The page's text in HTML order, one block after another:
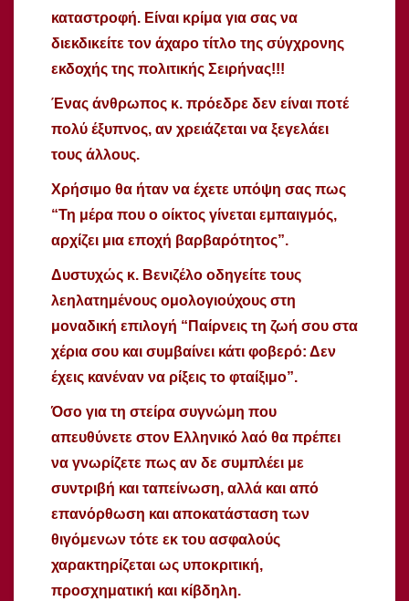
καταστροφή. Είναι κρίμα για σας να
διεκδικείτε τον άχαρο τίτλο της σύγχρονης
εκδοχής της πολιτικής Σειρήνας!!!
Ένας άνθρωπος κ. πρόεδρε δεν είναι ποτέ
πολύ έξυπνος, αν χρειάζεται να ξεγελάει
τους άλλους.
Χρήσιμο θα ήταν να έχετε υπόψη σας πως
“Τη μέρα που ο οίκτος γίνεται εμπαιγμός,
αρχίζει μια εποχή βαρβαρότητος”.
Δυστυχώς κ. Βενιζέλο οδηγείτε τους
λεηλατημένους ομολογιούχους στη
μοναδική επιλογή “Παίρνεις τη ζωή σου στα
χέρια σου και συμβαίνει κάτι φοβερό: Δεν
έχεις κανέναν να ρίξεις το φταίξιμο”.
Όσο για τη στείρα συγνώμη που
απευθύνετε στον Ελληνικό λαό θα πρέπει
να γνωρίζετε πως αν δε συμπλέει με
συντριβή και ταπείνωση, αλλά και από
επανόρθωση και αποκατάσταση των
θιγόμενων τότε εκ του ασφαλούς
χαρακτηρίζεται ως υποκριτική,
προσχηματική και κίβδηλη.